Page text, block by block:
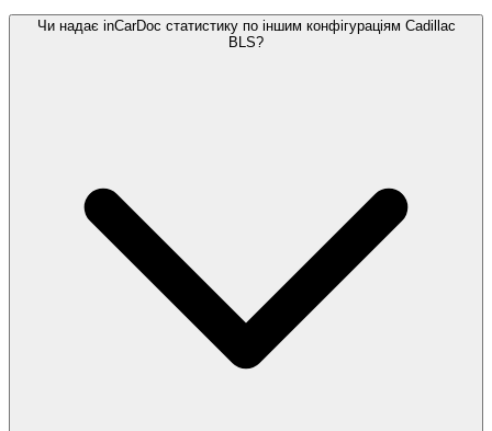
Чи надає inCarDoc статистику по іншим конфігураціям Cadillac
BLS?